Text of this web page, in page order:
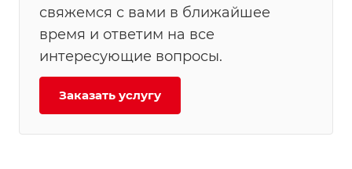
свяжемся с вами в ближайшее
время и ответим на все
интересующие вопросы.
Заказать услугу